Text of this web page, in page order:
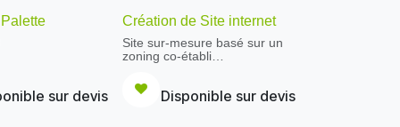
sur devis
Création de Site internet
Site sur-mesure basé sur un
zoning co-établi
avec Photoshop
CMS : Wordpress
Disponible sur devis